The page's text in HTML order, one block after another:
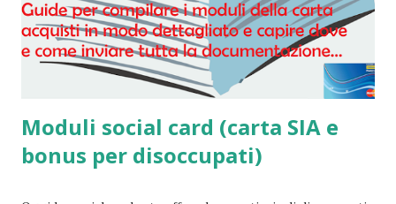
Moduli social card (carta SIA e
bonus per disoccupati)